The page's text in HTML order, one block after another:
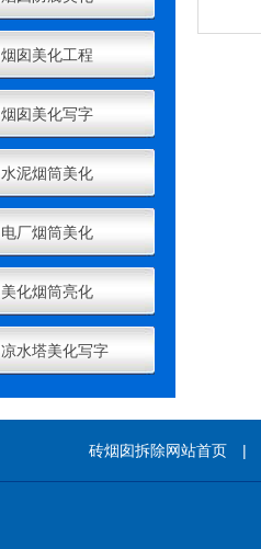
烟囱美化工程
烟囱美化写字
水泥烟筒美化
电厂烟筒美化
美化烟筒亮化
凉水塔美化写字
砖烟囱拆除网站首页 |